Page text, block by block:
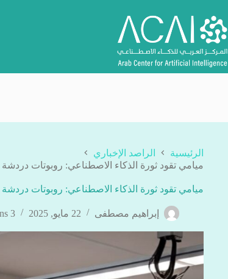
إلى
المحتوى
الرئيسية
الراصد الإخباري
ميامي تقود ثورة الذكاء الاصطناعي: روبوتات دردشة لأكثر من
ميامي تقود ثورة الذكاء الاصطناعي: روبوتات دردشة لأكثر من
إبراهيم مصطفى 22 مايو, 2025 3 mins